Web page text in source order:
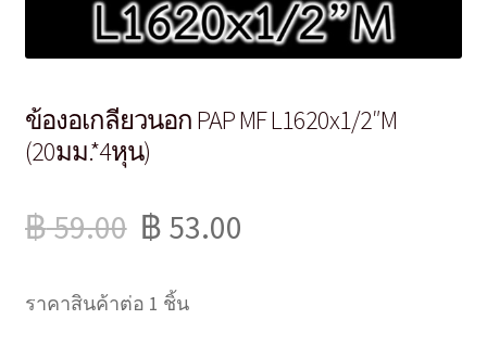
ข้องอเกลียวนอก PAP MF L1620x1/2″M
(20มม.*4หุน)
฿59.00 ฿ 53.00
ราคาสินค้าต่อ 1 ชิ้น